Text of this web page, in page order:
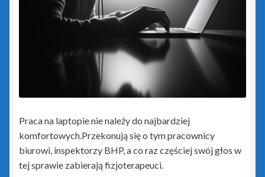
Sfera dla Gratyfikanta GT
Sfera dla Rewizora GT
Sfera dla Subiekta GT
Subiekt GT
Praca na laptopie nie należy do najbardziej
komfortowych.Przekonują się o tym pracownicy
biurowi, inspektorzy BHP, a co raz częściej swój głos w
tej sprawie zabierają fizjoterapeuci.